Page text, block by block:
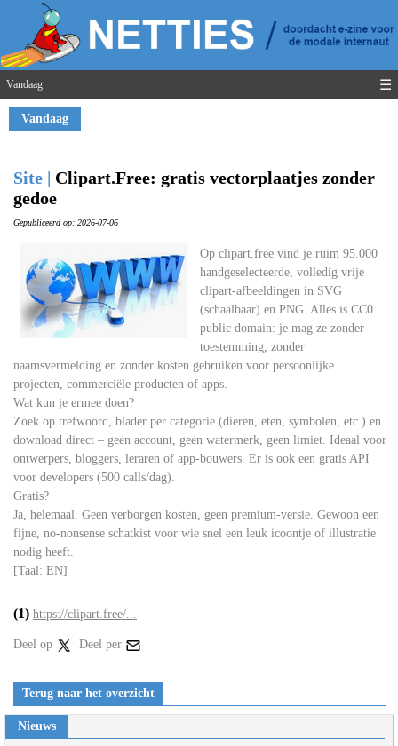
Vandaag ☰
Vandaag
Site | Clipart.Free: gratis vectorplaatjes zonder
gedoe
Gepubliceerd op: 2026-07-06
Op clipart.free vind je ruim 95.000
handgeselecteerde, volledig vrije
clipart-afbeeldingen in SVG
(schaalbaar) en PNG. Alles is CC0
public domain: je mag ze zonder
toestemming, zonder
naamsvermelding en zonder kosten gebruiken voor persoonlijke
projecten, commerciële producten of apps.
Wat kun je ermee doen?
Zoek op trefwoord, blader per categorie (dieren, eten, symbolen, etc.) en
download direct – geen account, geen watermerk, geen limiet. Ideaal voor
ontwerpers, bloggers, leraren of app-bouwers. Er is ook een gratis API
voor developers (500 calls/dag).
Gratis?
Ja, helemaal. Geen verborgen kosten, geen premium-versie. Gewoon een
fijne, no-nonsense schatkist voor wie snel een leuk icoontje of illustratie
nodig heeft.
[Taal: EN]
(1) https://clipart.free/...
Deel op Deel per
Terug naar het overzicht
Nieuws